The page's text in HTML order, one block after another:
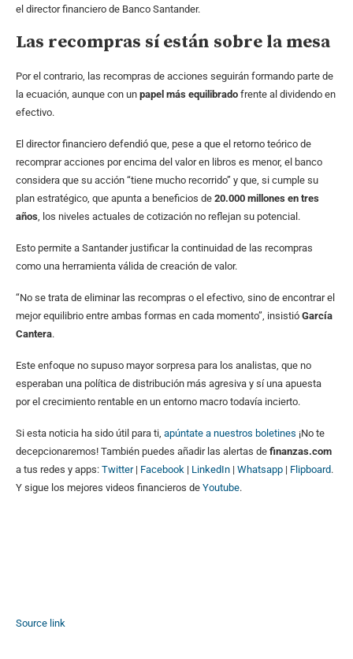
el director financiero de Banco Santander.
Las recompras sí están sobre la mesa
Por el contrario, las recompras de acciones seguirán formando parte de
la ecuación, aunque con un papel más equilibrado frente al dividendo en
efectivo.
El director financiero defendió que, pese a que el retorno teórico de
recomprar acciones por encima del valor en libros es menor, el banco
considera que su acción “tiene mucho recorrido” y que, si cumple su
plan estratégico, que apunta a beneficios de 20.000 millones en tres
años , los niveles actuales de cotización no reflejan su potencial.
Esto permite a Santander justificar la continuidad de las recompras
como una herramienta válida de creación de valor.
“No se trata de eliminar las recompras o el efectivo, sino de encontrar el
mejor equilibrio entre ambas formas en cada momento”, insistió García
Cantera.
Este enfoque no supuso mayor sorpresa para los analistas, que no
esperaban una política de distribución más agresiva y sí una apuesta
por el crecimiento rentable en un entorno macro todavía incierto.
Si esta noticia ha sido útil para ti, apúntate a nuestros boletines ¡No te
decepcionaremos! También puedes añadir las alertas de finanzas.com
a tus redes y apps: Twitter| Facebook | LinkedIn | Whatsapp | Flipboard.
Y sigue los mejores videos financieros de Youtube.
Source link